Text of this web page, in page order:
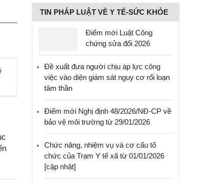
TIN PHÁP LUẬT VỀ Y TẾ-SỨC KHỎE
Điểm mới Luật Công
chứng sửa đổi 2026
Đề xuất đưa người chịu áp lực công
việc vào diện giám sát nguy cơ rối loạn
tâm thần
Điểm mới Nghị định 48/2026/NĐ-CP về
bảo vệ môi trường từ 29/01/2026
Chức năng, nhiệm vụ và cơ cấu tổ
chức của Trạm Y tế xã từ 01/01/2026
[cập nhật]